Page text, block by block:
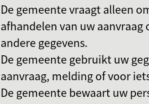
De gemeente vraagt alleen
afhandelen van uw
andere gegevens.
De gemeente gebruikt uw
aanvraag, melding of voor
De gemeente bewaart uw